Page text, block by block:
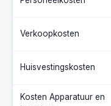
Verkoopkosten
Huisvestingskosten
Kosten Apparatuur en